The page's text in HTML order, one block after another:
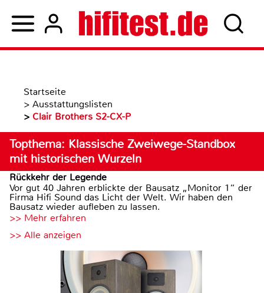
Startseite
> Ausstattungslisten
> Clair Brothers S2-CX-P
Topthema: Klassische Zweiwege-Standbox
mit historischen Wurzeln
Rückkehr der Legende
Vor gut 40 Jahren erblickte der Bausatz „Monitor 1“ der
Firma Hifi Sound das Licht der Welt. Wir haben den
Bausatz wieder aufleben zu lassen.
>> Mehr erfahren
>> Alle anzeigen